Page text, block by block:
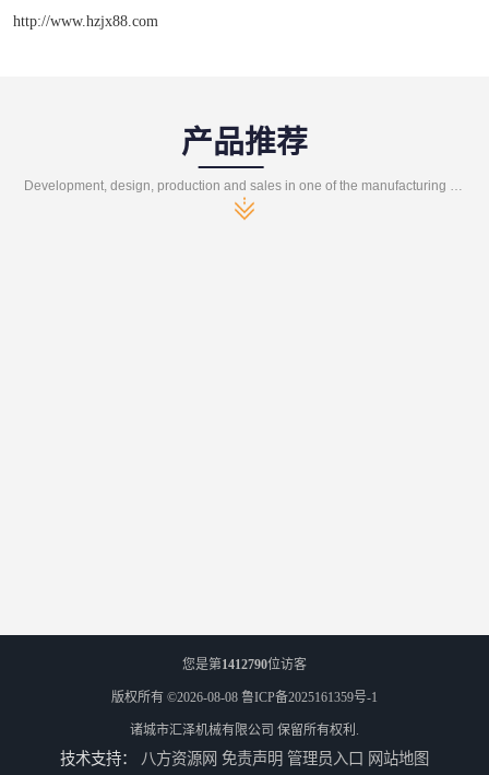
http://www.hzjx88.com
产品推荐
您是第1412790位访客
版权所有 ©2026-08-08 鲁ICP备2025161359号-1
诸城市汇泽机械有限公司 保留所有权利.
技术支持： 八方资源网 免责声明 管理员入口 网站地图